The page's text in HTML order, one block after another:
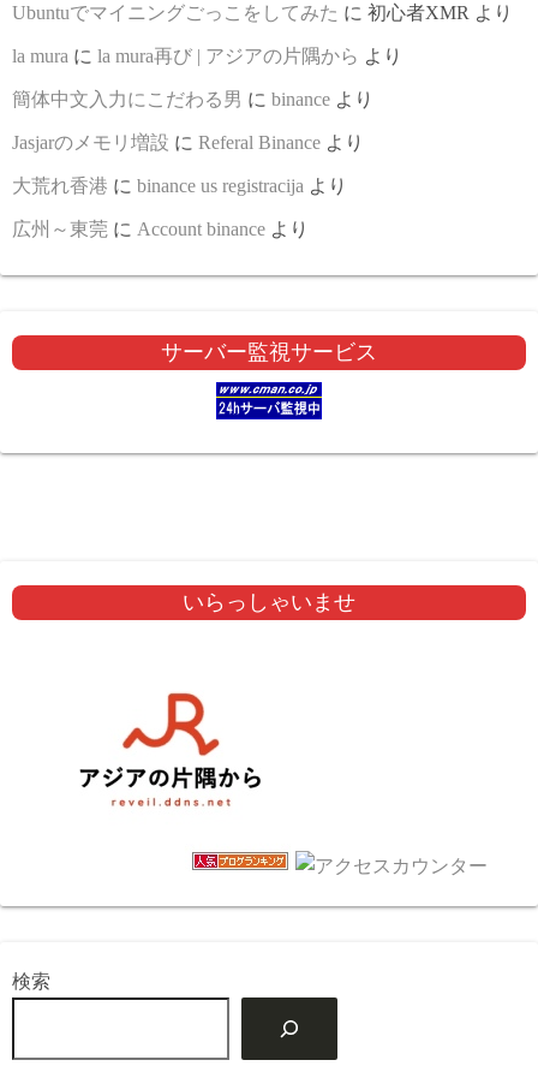
Ubuntuでマイニングごっこをしてみた に 初心者XMR より
la mura に la mura再び | アジアの片隅から より
簡体中文入力にこだわる男 に binance より
Jasjarのメモリ増設 に Referal Binance より
大荒れ香港 に binance us registracija より
広州～東莞 に Account binance より
サーバー監視サービス
いらっしゃいませ
検索